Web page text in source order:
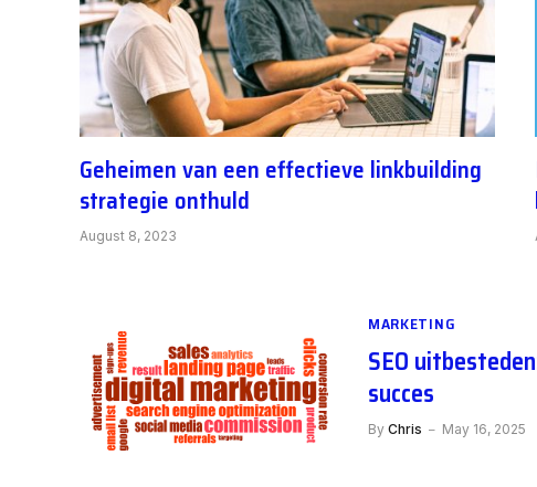
Geheimen van een effectieve linkbuilding
strategie onthuld
August 8, 2023
MARKETING
SEO
succes
By Chris May 16, 2025